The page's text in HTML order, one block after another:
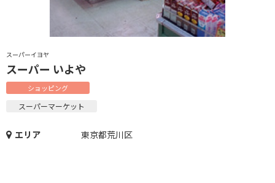
スーパーイヨヤ
スーパー いよや
ショッピング
スーパーマーケット
エリア 東京都荒川区